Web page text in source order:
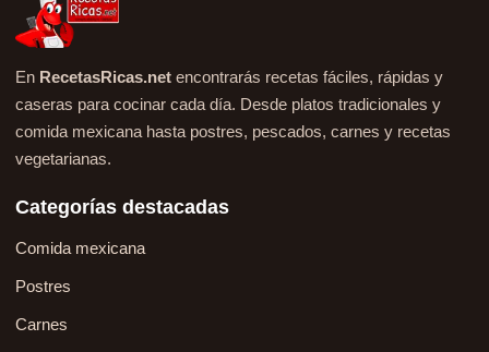
En RecetasRicas.net encontrarás recetas fáciles, rápidas y
caseras para cocinar cada día. Desde platos tradicionales y
comida mexicana hasta postres, pescados, carnes y recetas
vegetarianas.
Categorías destacadas
Comida mexicana
Postres
Carnes